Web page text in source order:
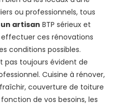
ou professionnels, tous
artisan BTP sérieux et
ces rénovations
conditions possibles.
pas toujours évident de
Cuisine à rénover,
couverture de toiture
de vos besoins, les